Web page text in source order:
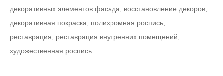
декоративных элементов фасада, восстановление декоров,
декоративная покраска, полихромная роспись,
реставрация, реставрация внутренних помещений,
художественная роспись